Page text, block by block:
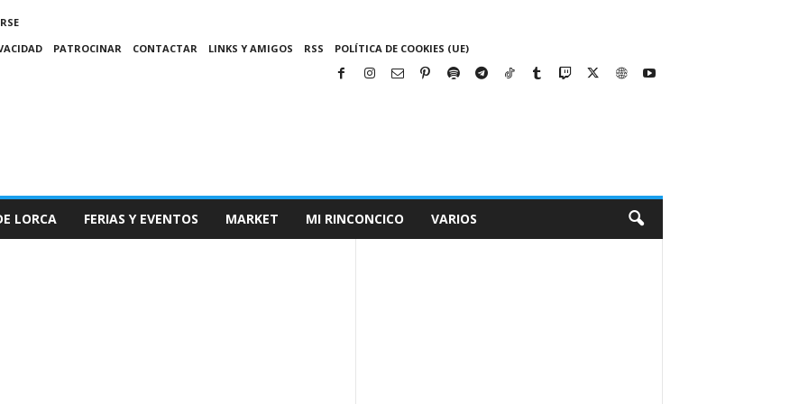
PATROCINAR CONTACTAR LINKS Y AMIGOS RSS POLÍTICA DE COOKIES (UE)
LORCA FERIAS Y EVENTOS MARKET MI RINCONCICO VARIOS